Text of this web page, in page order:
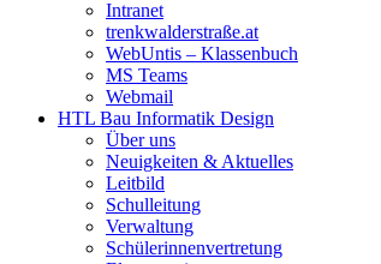
Intranet
trenkwalderstraße.at
WebUntis – Klassenbuch
MS Teams
Webmail
HTL Bau Informatik Design
Über uns
Neuigkeiten & Aktuelles
Leitbild
Schulleitung
Verwaltung
Schülerinnenvertretung